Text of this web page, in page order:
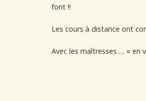
font !!
Les cours à distance ont
Avec les maîtresses … « en